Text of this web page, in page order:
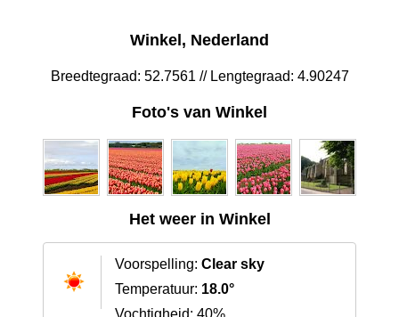
Winkel, Nederland
Breedtegraad: 52.7561 // Lengtegraad: 4.90247
Foto's van Winkel
Het weer in Winkel
Voorspelling: Clear sky
Temperatuur: 18.0°